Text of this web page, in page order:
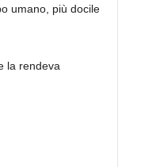
umano, più docile
la rendeva